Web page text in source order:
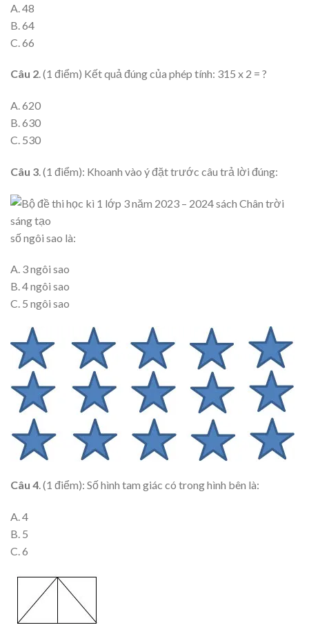
A. 48
B. 64
C. 66
Câu 2. (1 điểm) Kết quả đúng của phép tính: 315 x 2 = ?
A. 620
B. 630
C. 530
Câu 3. (1 điểm): Khoanh vào ý đặt trước câu trả lời đúng:
số ngôi sao là:
A. 3 ngôi sao
B. 4 ngôi sao
C. 5 ngôi sao
Câu 4. (1 điểm): Số hình tam giác có trong hình bên là:
A. 4
B. 5
C. 6